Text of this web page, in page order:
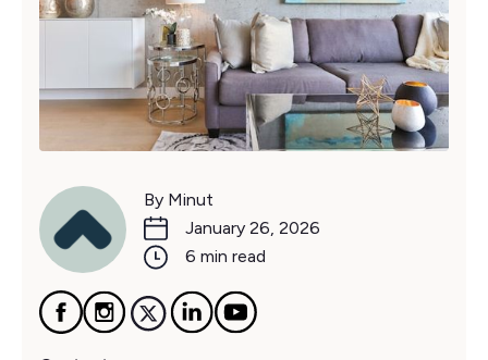
By Minut
January 26, 2026
6 min read